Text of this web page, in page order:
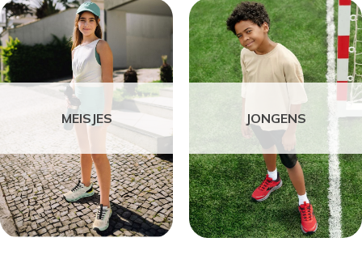
MEISJES JONGENS